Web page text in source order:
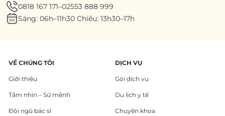
0818 167 171–02553 888 999
Sáng: 06h–11h30 Chiều: 13h30–17h
VỀ CHÚNG TÔI
Giới thiệu
Tầm nhìn – Sứ mệnh
Đội ngũ bác sĩ
DỊCH VỤ
Gói dịch vụ
Du lịch y tế
Chuyên khoa